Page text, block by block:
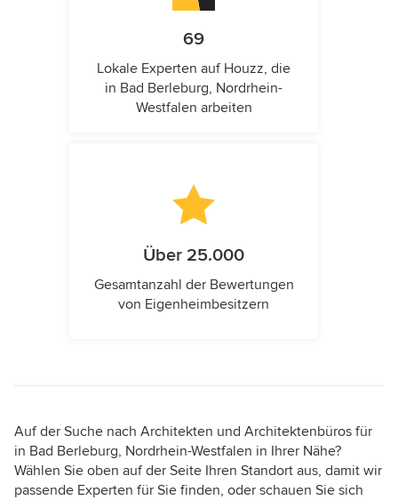
69
Lokale Experten auf Houzz, die
in Bad Berleburg, Nordrhein-
Westfalen arbeiten
Über 25.000
Gesamtanzahl der Bewertungen
von Eigenheimbesitzern
Auf der Suche nach Architekten und Architektenbüros für
in Bad Berleburg, Nordrhein-Westfalen in Ihrer Nähe?
Wählen Sie oben auf der Seite Ihren Standort aus, damit wir
passende Experten für Sie finden, oder schauen Sie sich